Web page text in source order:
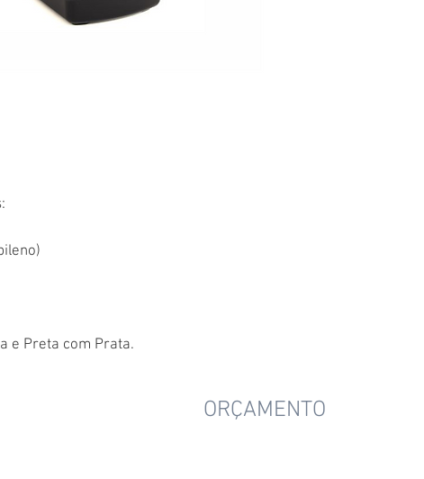
e Preta com Prata.
ORÇAMENTO